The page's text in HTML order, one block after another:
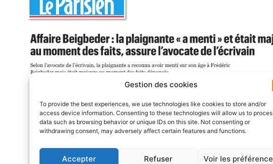
Gestion des cookies
To provide the best experiences, we use technologies like cookies to store and/or
access device information. Consenting to these technologies will allow us to
data such as browsing behavior or unique IDs on this site. Not consenting or
withdrawing consent, may adversely affect certain features and functions.
Accepter Refuser Voir les